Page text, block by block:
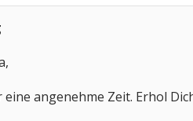
eine angenehme Zeit. Erhol